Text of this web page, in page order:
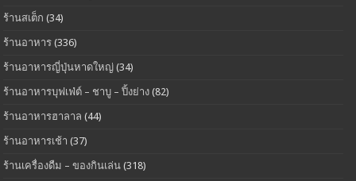
ร้านสเต็ก (34)
ร้านอาหาร (336)
ร้านอาหารญี่ปุ่นหาดใหญ่ (34)
ร้านอาหารบุฟเฟ่ต์ – ชาบู – ปิ้งย่าง (82)
ร้านอาหารฮาลาล (44)
ร้านอาหารเช้า (37)
ร้านเครื่องดืม – ของกินเล่น (318)